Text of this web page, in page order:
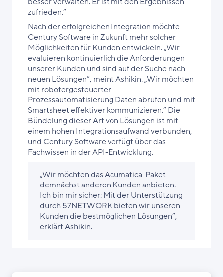
zufrieden.“
Nach der erfolgreichen Integration möchte
Century Software in Zukunft mehr solcher
Möglichkeiten für Kunden entwickeln. „Wir
evaluieren kontinuierlich die Anforderungen
unserer Kunden und sind auf der Suche nach
neuen Lösungen“, meint Ashikin. „Wir möchten
mit robotergesteuerter
Prozessautomatisierung Daten abrufen und mit
Smartsheet effektiver kommunizieren.“ Die
Bündelung dieser Art von Lösungen ist mit
einem hohen Integrationsaufwand verbunden,
und Century Software verfügt über das
Fachwissen in der API-Entwicklung.
„Wir möchten das Acumatica-Paket
demnächst anderen Kunden anbieten.
Ich bin mir sicher: Mit der Unterstützung
durch 57NETWORK bieten wir unseren
Kunden die bestmöglichen Lösungen“,
erklärt Ashikin.